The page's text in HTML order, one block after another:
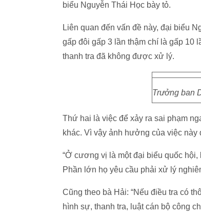
biểu Nguyễn Thái Học bày tỏ.
Liên quan đến vấn đề này, đại biểu
gấp đôi gấp 3 lần thậm chí là gấp 10
thanh tra đã không được xử lý.
Trưởng ban
Thứ hai là việc để xảy ra sai phạm
khác. Vì vậy ảnh hưởng của việc
“Ở cương vị là một đại biểu quốc
Phần lớn họ yêu cầu phải xử lý
Cũng theo bà Hải: “Nếu điều tra có
hình sự, thanh tra, luật cán bộ công